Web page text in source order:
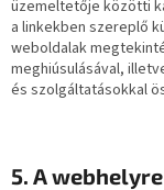
üzemeltetője közötti
a linkekben szereplő
weboldalak
meghiúsulásával,
és szolgáltatásokkal
5. A